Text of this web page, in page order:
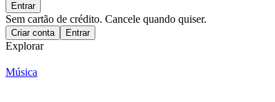
Entrar
Sem cartão de crédito. Cancele quando quiser.
Criar conta Entrar
Explorar
Música